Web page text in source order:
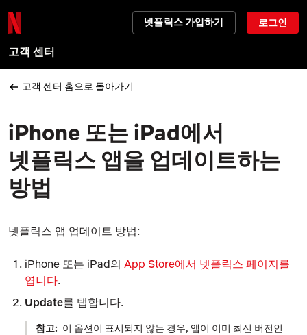
넷플릭스 가입하기 로그인
고객 센터
고객 센터 홈으로 돌아가기
iPhone 또는 iPad에서
넷플릭스 앱을 업데이트하는
방법
넷플릭스 앱 업데이트 방법:
iPhone 또는 iPad의 App Store에서 넷플릭스 페이지를
엽니다.
Update를 탭합니다.
참고: 이 옵션이 표시되지 않는 경우, 앱이 이미 최신 버전인